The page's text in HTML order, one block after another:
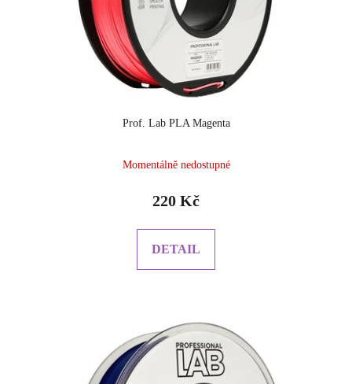
Prof. Lab PLA Magenta
Momentálně nedostupné
220 Kč
DETAIL